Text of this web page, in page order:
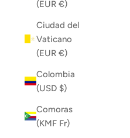
(EUR €)
Ciudad del
Vaticano
(EUR €)
Colombia
(USD $)
Comoras
(KMF Fr)